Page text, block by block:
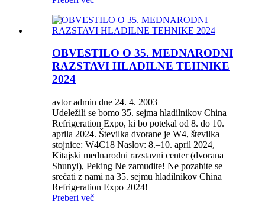
OBVESTILO O 35. MEDNARODNI
RAZSTAVI HLADILNE TEHNIKE
2024
avtor admin dne 24. 4. 2003
Udeležili se bomo 35. sejma hladilnikov China
Refrigeration Expo, ki bo potekal od 8. do 10.
aprila 2024. Številka dvorane je W4, številka
stojnice: W4C18 Naslov: 8.–10. april 2024,
Kitajski mednarodni razstavni center (dvorana
Shunyi), Peking Ne zamudite! Ne pozabite se
srečati z nami na 35. sejmu hladilnikov China
Refrigeration Expo 2024!
Preberi več